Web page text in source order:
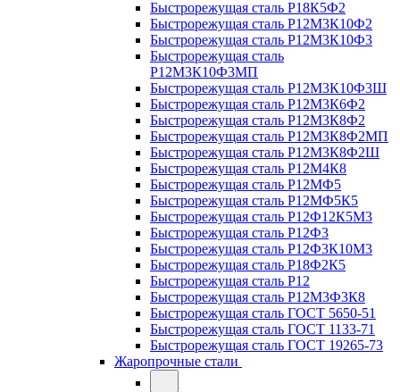
Быстрорежущая сталь Р18К5Ф2
Быстрорежущая сталь Р12М3К10Ф2
Быстрорежущая сталь Р12М3К10Ф3
Быстрорежущая сталь
Р12М3К10Ф3МП
Быстрорежущая сталь Р12М3К10Ф3Ш
Быстрорежущая сталь Р12М3К6Ф2
Быстрорежущая сталь Р12М3К8Ф2
Быстрорежущая сталь Р12М3К8Ф2МП
Быстрорежущая сталь Р12М3К8Ф2Ш
Быстрорежущая сталь Р12М4К8
Быстрорежущая сталь Р12МФ5
Быстрорежущая сталь Р12МФ5К5
Быстрорежущая сталь Р12Ф12К5М3
Быстрорежущая сталь Р12Ф3
Быстрорежущая сталь Р12Ф3К10М3
Быстрорежущая сталь Р18Ф2К5
Быстрорежущая сталь Р12
Быстрорежущая сталь Р12М3Ф3К8
Быстрорежущая сталь ГОСТ 5650-51
Быстрорежущая сталь ГОСТ 1133-71
Быстрорежущая сталь ГОСТ 19265-73
Жаропрочные стали